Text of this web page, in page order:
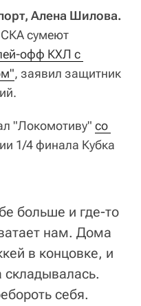
Алена Шилова.
СКА сумеют
офф КХЛ с
, заявил защитник
"Локомотиву" со
1/4 финала Кубка
больше и где-то
нам. Дома
в концовке, и
складывалась.
себя.